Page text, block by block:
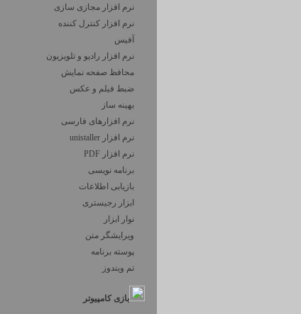
نرم افزار مجازی سازی
نرم افزار کنترل کننده
آفیس
نرم افزار رادیو و تلویزیون
محافظ صفحه نمایش
ضبط فيلم و عكس
بهینه ساز
نرم افزارهای فارسی
نرم افزار unistaller
نرم افزار PDF
برنامه نویسی
بازیابی اطلاعات
ابزار رجیستری
نوار ابزار
ویرایشگر متن
پوسته برنامه
تم ویندوز
بازی کامپیوتر